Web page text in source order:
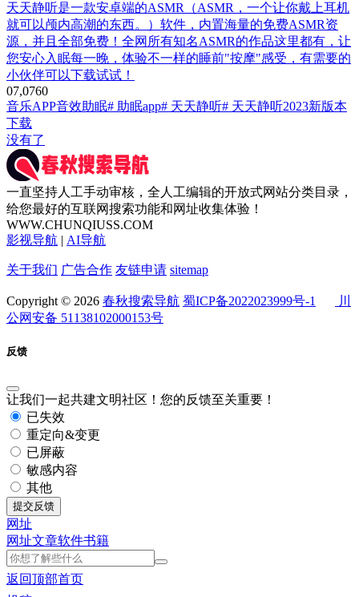
天天静听是一款安卓端的ASMR（ASMR，一个让你戴上耳机
就可以颅内高潮的东西。）软件，内置海量的免费ASMR资
源，并且全部免费！全网所有知名ASMR的作品这里都有，让
您安心入眠每一晚，体验不一样的睡前"按摩"感受，有需要的
小伙伴可以下载试试！
07,0760
音乐APP音效助眠# 助眠app# 天天静听# 天天静听2023新版本
下载
没有了
一直坚持人工手动审核，全人工编辑的开放式网站分类目录，
给您最好的互联网搜索功能和网址收集体验！
WWW.CHUNQIUSS.COM
影视导航 | AI导航
关于我们 广告合作 友链申请 sitemap
Copyright © 2026 春秋搜索导航 蜀ICP备2022023999号-1
川
公网安备 51138102000153号
反馈
让我们一起共建文明社区！您的反馈至关重要！
已失效
重定向&变更
已屏蔽
敏感内容
其他
提交反馈
网址
网址文章软件书籍
返回顶部首页